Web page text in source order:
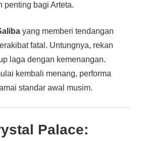
penting bagi Arteta.
yang memberi tendangan
fatal. Untungnya, rekan
laga dengan kemenangan.
kembali menang, performa
standar awal musim.
Palace: